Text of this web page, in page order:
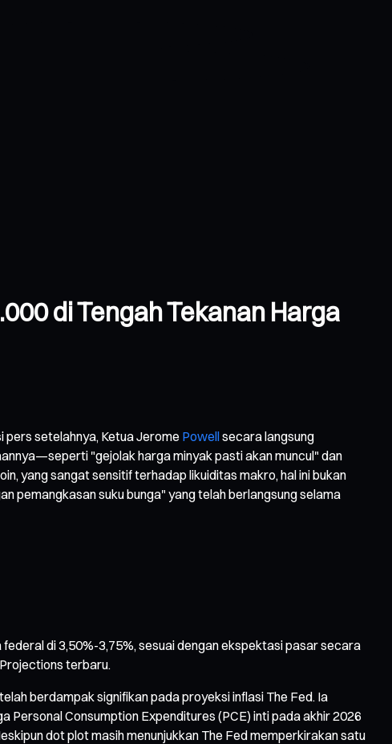
di Tengah Tekanan Harga
pers setelahnya, Ketua Jerome Powellsecara langsung
"gejolak harga minyak pasti akan muncul" dan
yang sangat sensitif terhadap likuiditas makro, hal ini bukan
pemangkasan suku bunga" yang telah berlangsung selama
di 3,50%-3,75%, sesuai dengan ekspektasi pasar secara
terbaru.
berdampak signifikan pada proyeksi inflasi The Fed. Ia
Personal Consumption Expenditures (PCE) inti pada akhir 2026
dot plot masih menunjukkan The Fed memperkirakan satu